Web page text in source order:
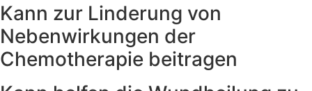
Kann zur Linderung von
Nebenwirkungen der
Chemotherapie beitragen